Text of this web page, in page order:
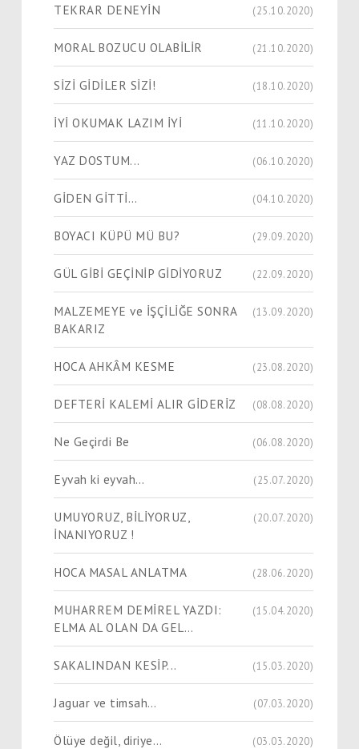
TEKRAR DENEYİN (25.10.2020)
MORAL BOZUCU OLABİLİR (21.10.2020)
SİZİ GİDİLER SİZİ! (18.10.2020)
İYİ OKUMAK LAZIM İYİ (11.10.2020)
YAZ DOSTUM... (06.10.2020)
GİDEN GİTTİ… (04.10.2020)
BOYACI KÜPÜ MÜ BU? (29.09.2020)
GÜL GİBİ GEÇİNİP GİDİYORUZ (22.09.2020)
MALZEMEYE ve İŞÇİLİĞE SONRA
BAKARIZ
(13.09.2020)
HOCA AHKÂM KESME (23.08.2020)
DEFTERİ KALEMİ ALIR GİDERİZ (08.08.2020)
Ne Geçirdi Be (06.08.2020)
Eyvah ki eyvah… (25.07.2020)
UMUYORUZ, BİLİYORUZ,
İNANIYORUZ !
(20.07.2020)
HOCA MASAL ANLATMA (28.06.2020)
MUHARREM DEMİREL YAZDI:
ELMA AL OLAN DA GEL…
(15.04.2020)
SAKALINDAN KESİP... (15.03.2020)
Jaguar ve timsah… (07.03.2020)
Ölüye değil, diriye… (03.03.2020)